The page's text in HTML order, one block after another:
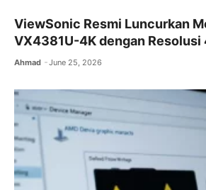
ViewSonic Resmi Luncurkan
VX4381U-4K dengan Resolusi
Ahmad June 25, 2026